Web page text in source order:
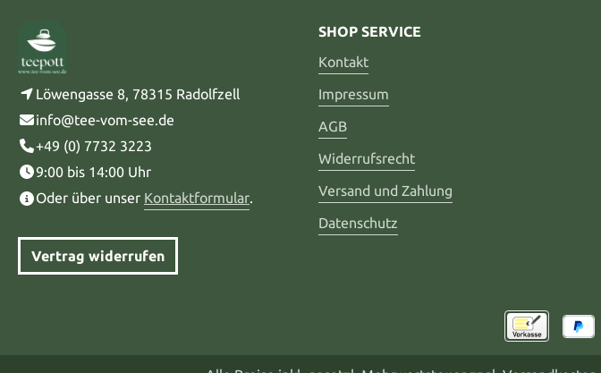
Löwengasse 8, 78315 Radolfzell
info@tee-vom-see.de
+49 (0) 7732 3223
9:00 bis 14:00 Uhr
Oder über unser Kontaktformular.
Vertrag widerrufen
SHOP SERVICE
Kontakt
Impressum
AGB
Widerrufsrecht
Versand und Zahlung
Datenschutz